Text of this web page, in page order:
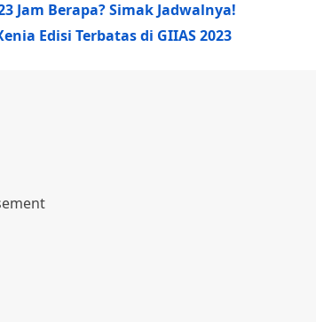
Jam Berapa? Simak Jadwalnya!
Edisi Terbatas di GIIAS 2023